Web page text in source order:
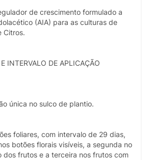
de crescimento formulado a
(AIA) para as culturas de
Citros.
INTERVALO DE APLICAÇÃO
única no sulco de plantio.
foliares, com intervalo de 29 dias,
botões florais visíveis, a segunda no
dos frutos e a terceira nos frutos com